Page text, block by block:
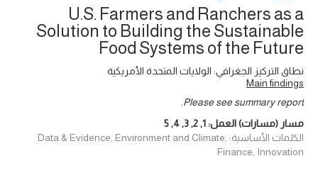
U.S. Farmers and Ranchers as a
Solution to Building the Sustainable
Food Systems of the Future
نطاق التركيز الجغرافي: الولايات المتحدة الأمريكية
Main findings
Please see summary report.
مسار (مسارات) العمل:1
,
2
,
3
,
4
,
5
الكلمات الأساسية: Data & Evidence, Environment and Climate,
Finance, Innovation